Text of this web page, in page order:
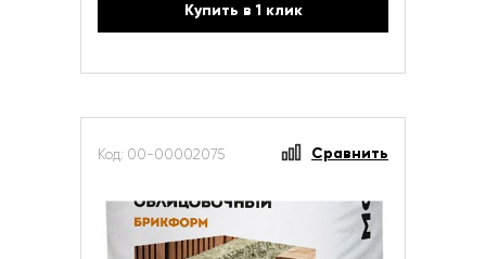
Купить в 1 клик
Код: 00-00002075 Сравнить